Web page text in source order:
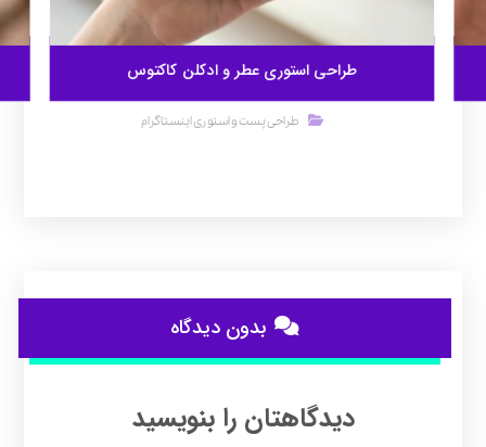
طراحی استوری عطر و ادکلن کاکتوس
طراحی پست و استوری اینستاگرام
بدون دیدگاه
دیدگاهتان را بنویسید